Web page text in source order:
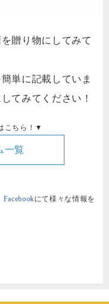
贈り物にしてみて
単に記載していま
てみてください！
こちら！▼
一覧
Facebookにて様々な情報を